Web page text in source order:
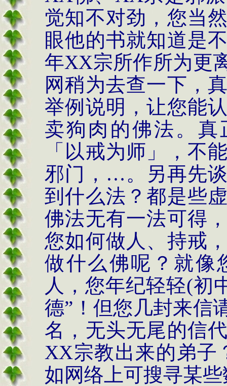
觉知不对劲，您当
眼他的书就知道是
年XX宗所作所为更
网稍为去查一下，
举例说明，让您能
卖狗肉的佛法。
「以戒为师」，不
邪门，…。另再先
到什么法？都是些
佛法无有一法可得
您如何做人、持戒
做什么佛呢？就像
人，您年纪轻轻(初
德” ！但您几封来信
名，无头无尾的信
XX宗教出来的弟子
如网络上可搜寻某